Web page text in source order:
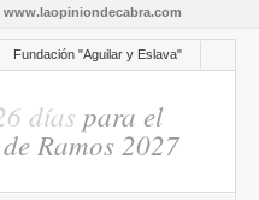
www.laopiniondecabra.com
Fundación "Aguilar y Eslava"
días para el
Ramos 2027